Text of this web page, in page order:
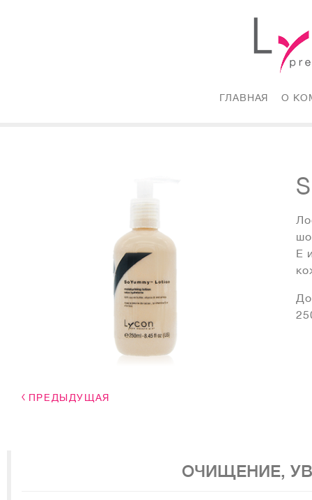
ГЛАВНАЯ О
E
ПРЕДЫДУЩАЯ
ОЧИЩЕНИЕ,